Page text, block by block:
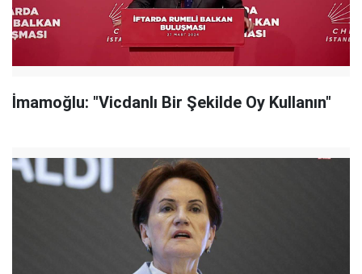
İmamoğlu: "Vicdanlı Bir Şekilde Oy Kullanın"